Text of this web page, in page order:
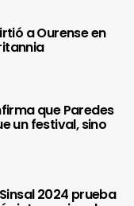
a Ourense en
que Paredes
un festival, sino
2024 prueba